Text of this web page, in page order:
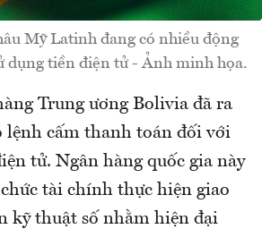
Mỹ Latinh đang có nhiều động
dụng tiền điện tử - Ảnh minh họa.
Trung ương Bolivia đã ra
lệnh cấm thanh toán đối với
tử. Ngân hàng quốc gia này
tài chính thực hiện giao
kỹ thuật số nhằm hiện đại